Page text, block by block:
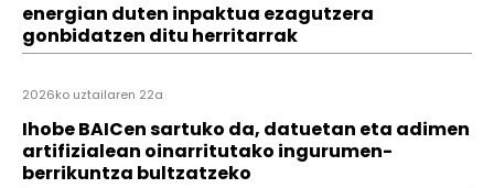
energian duten inpaktua ezagutzera
gonbidatzen ditu herritarrak
2026ko uztailaren 22a
Ihobe BAICen sartuko da, datuetan eta adimen
artifizialean oinarritutako ingurumen-
berrikuntza bultzatzeko